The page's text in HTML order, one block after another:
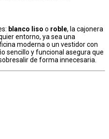
blanco liso o roble, la cajonera
entorno, ya sea una
moderna o un vestidor con
sencillo y funcional asegura que
de forma innecesaria.